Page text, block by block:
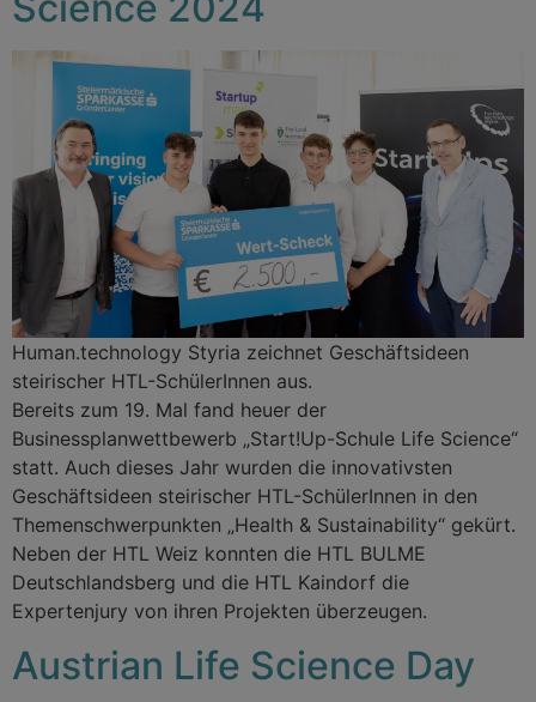
Human.technology Styria zeichnet Geschäftsideen
steirischer HTL-SchülerInnen aus.
Bereits zum 19. Mal fand heuer der
Businessplanwettbewerb „Start!Up-Schule Life Science“
statt. Auch dieses Jahr wurden die innovativsten
Geschäftsideen steirischer HTL-SchülerInnen in den
Themenschwerpunkten „Health & Sustainability“ gekürt.
Neben der HTL Weiz konnten die HTL BULME
Deutschlandsberg und die HTL Kaindorf die
Expertenjury von ihren Projekten überzeugen.
Austrian Life Science Day